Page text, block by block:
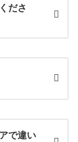
ださ
で違い